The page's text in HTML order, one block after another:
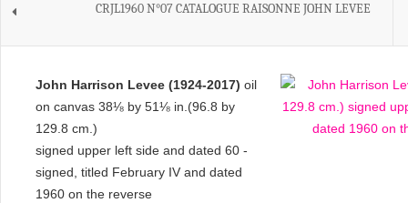
CRJL1960 N°07 CATALOGUE RAISONNE JOHN LEVEE
John Harrison Levee (1924-2017) oil
on canvas 38⅛ by 51⅛ in.(96.8 by
129.8 cm.)
signed upper left side and dated 60 -
signed, titled February IV and dated
1960 on the reverse